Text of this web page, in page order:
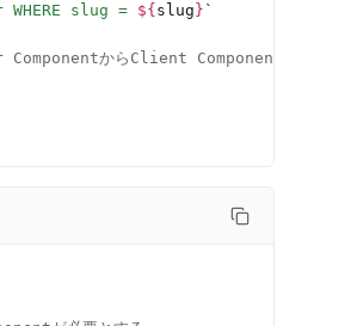
WHERE slug = ${ slug } `
ComponentからClient Componentに